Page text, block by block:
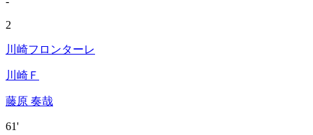
2
川崎フロンターレ
川崎Ｆ
藤原 奏哉
61'